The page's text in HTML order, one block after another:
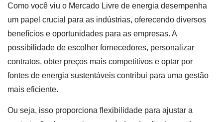
Como você viu o Mercado Livre de energia desempenha
um papel crucial para as indústrias, oferecendo diversos
benefícios e oportunidades para as empresas. A
possibilidade de escolher fornecedores, personalizar
contratos, obter preços mais competitivos e optar por
fontes de energia sustentáveis contribui para uma gestão
mais eficiente.
Ou seja, isso proporciona flexibilidade para ajustar a